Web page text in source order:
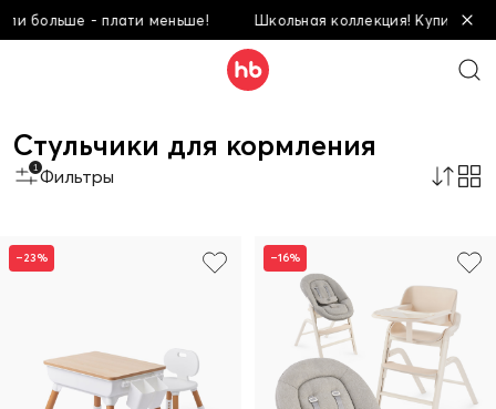
- плати меньше! Школьная коллекция! Купи больше -
Стульчики для кормления
1 Фильтры
–23% –16%